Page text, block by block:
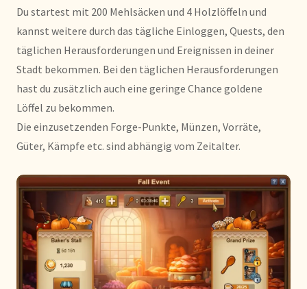
Du startest mit 200 Mehlsäcken und 4 Holzlöffeln und
kannst weitere durch das tägliche Einloggen, Quests, den
täglichen Herausforderungen und Ereignissen in deiner
Stadt bekommen. Bei den täglichen Herausforderungen
hast du zusätzlich auch eine geringe Chance goldene
Löffel zu bekommen.
Die einzusetzenden Forge-Punkte, Münzen, Vorräte,
Güter, Kämpfe etc. sind abhängig vom Zeitalter.